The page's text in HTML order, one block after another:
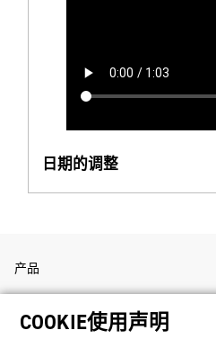
日期的调整
产品
客户支持
COOKIE使用声明